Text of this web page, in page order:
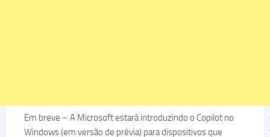
Em breve – A Microsoft estará introduzindo o Copilot no
Windows (em versão de prévia) para dispositivos que